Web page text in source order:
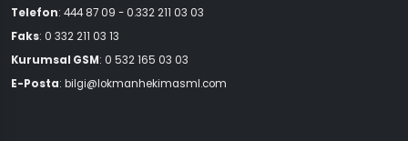
Telefon: 444 87 09 - 0.332 211 03 03
Faks: 0 332 211 03 13
Kurumsal GSM: 0 532 165 03 03
E-Posta: bilgi@lokmanhekimasml.com